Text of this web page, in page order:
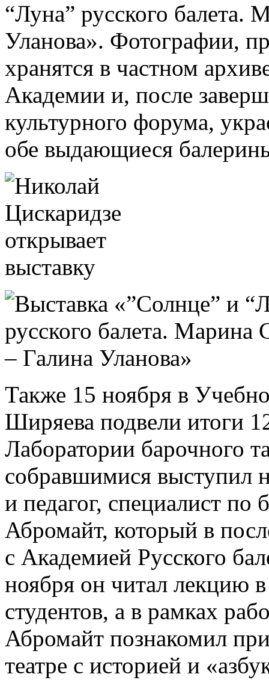
“Луна” русского балета.
Уланова». Фотографии,
хранятся в частном
Академии и, после
культурного форума,
обе выдающиеся
Также 15 ноября в
Ширяева подвели итоги
Лаборатории барочного
собравшимися выступил
и педагог, специалист по
Абромайт, который в
с Академией Русского
ноября он читал лекцию
студентов, а в рамках
Абромайт познакомил
театре с историей и